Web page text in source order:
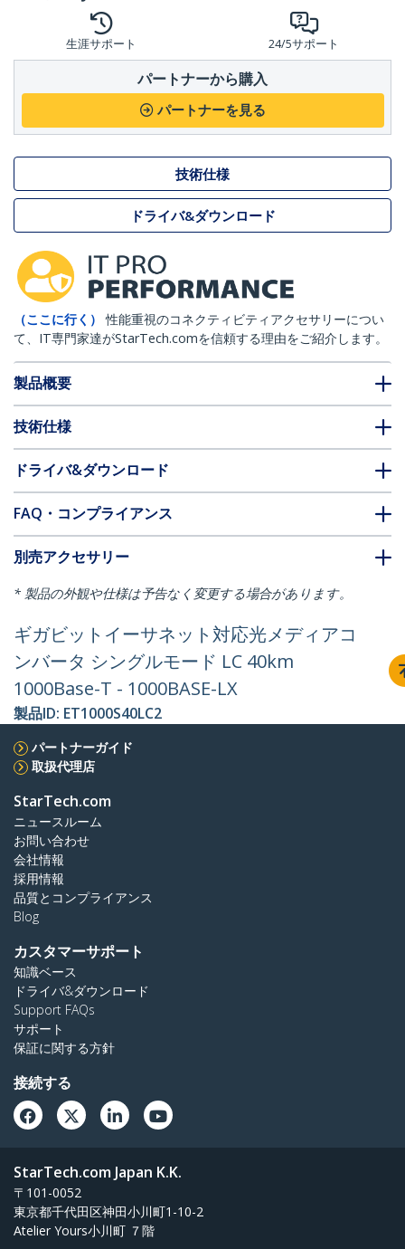
生涯サポート 24/5サポート
パートナーから購入
パートナーを見る
技術仕様
ドライバ&ダウンロード
（ここに行く）
性能重視のコネクティビティアクセサリーについ
て、IT専門家達がStarTech.comを信頼する理由をご紹介します。
製品概要
技術仕様
ドライバ&ダウンロード
FAQ・コンプライアンス
別売アクセサリー
* 製品の外観や仕様は予告なく変更する場合があります。
ギガビットイーサネット対応光メディアコ
ンバータ シングルモード LC 40km
1000Base-T - 1000BASE-LX
製品ID: ET1000S40LC2
パートナーガイド
取扱代理店
StarTech.com
ニュースルーム
お問い合わせ
会社情報
採用情報
品質とコンプライアンス
Blog
カスタマーサポート
知識ベース
ドライバ&ダウンロード
Support FAQs
サポート
保証に関する方針
接続する
StarTech.com Japan K.K.
〒101-0052
東京都千代田区神田小川町1-10-2
Atelier Yours小川町 ７階